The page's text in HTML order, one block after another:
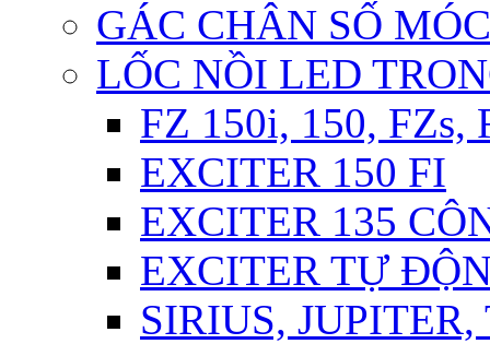
GÁC CHÂN SỐ MÓC
LỐC NỒI LED
FZ 150i, 150, FZs,
EXCITER 150 FI
EXCITER 135
EXCITER TỰ
SIRIUS, JUPITER,